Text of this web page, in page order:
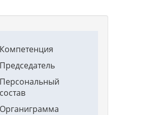
Компетенция
Председатель
Персональный
состав
Органиграмма